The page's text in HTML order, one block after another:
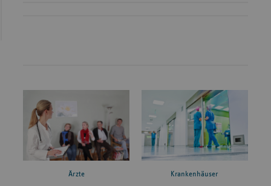
Ärzte Krankenhäuser